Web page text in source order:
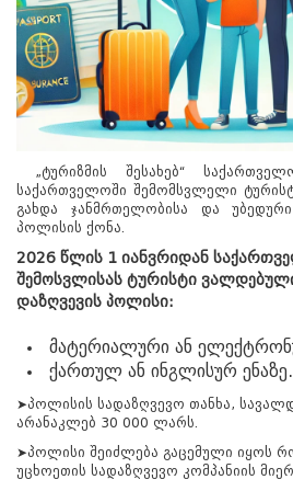
„ტურიზმის შესახებ“
საქართველოში შემომსვლელი
გახდა ჯანმრთელობისა და უბედური
პოლისის ქონა.
2026 წლის 1 იანვრიდან
შემოსვლისას ტურისტი
დაზღვევის პოლისი:
მატერიალური ან
ქართულ ან ინგლისურ ენაზე.
➤პოლისის სადაზღვევო თანხა,
არანაკლებ 30 000 ლარს.
➤პოლისი შეიძლება გაცემული იყოს
უცხოეთის სადაზღვევო კომპანიის
წყალტუბო.
kurortresort@gmail.com